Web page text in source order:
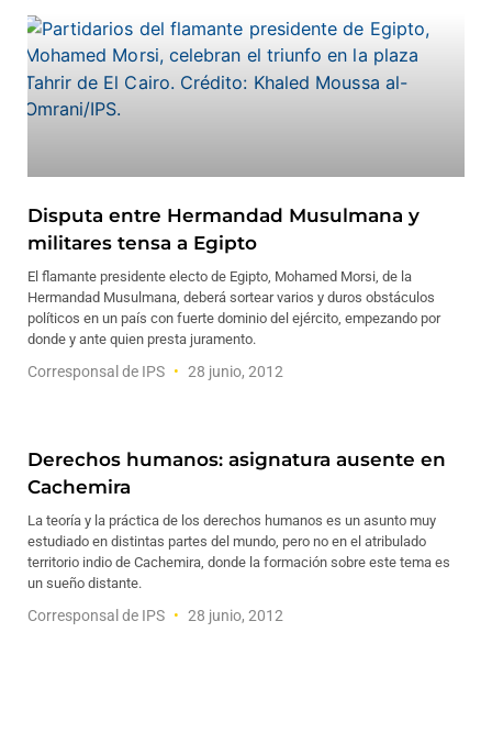
Disputa entre Hermandad Musulmana y
militares tensa a Egipto
El flamante presidente electo de Egipto, Mohamed Morsi, de la
Hermandad Musulmana, deberá sortear varios y duros obstáculos
políticos en un país con fuerte dominio del ejército, empezando por
donde y ante quien presta juramento.
Corresponsal de IPS 28 junio, 2012
Derechos humanos: asignatura ausente en
Cachemira
La teoría y la práctica de los derechos humanos es un asunto muy
estudiado en distintas partes del mundo, pero no en el atribulado
territorio indio de Cachemira, donde la formación sobre este tema es
un sueño distante.
Corresponsal de IPS 28 junio, 2012